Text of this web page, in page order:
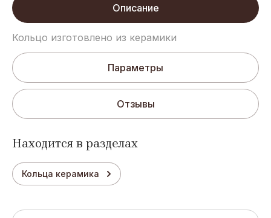
Описание
Кольцо изготовлено из керамики
Параметры
Отзывы
Находится в разделах
Кольца керамика